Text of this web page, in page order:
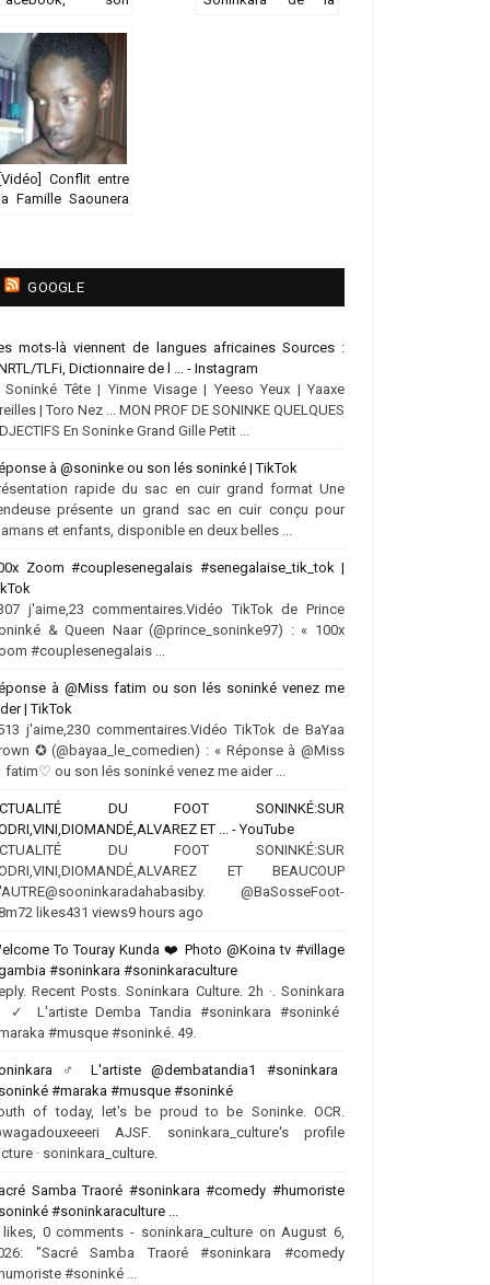
sur notre quotidien.
dans la
communauté
de France
[Vidéo] Conflit entre
la Famille Saounera
GOOGLE
mots-là viennent de langues africaines Sources :
TLFi, Dictionnaire de l ... - Instagram
Soninké Tête | Yinme Visage | Yeeso Yeux | Yaaxe
| Toro Nez ... MON PROF DE SONINKE QUELQUES
En Soninke Grand Gille Petit ...
à @soninke ou son lés soninké | TikTok
rapide du sac en cuir grand format Une
présente un grand sac en cuir conçu pour
et enfants, disponible en deux belles ...
Zoom #couplesenegalais #senegalaise_tik_tok |
j'aime,23 commentaires.Vidéo TikTok de Prince
& Queen Naar (@prince_soninke97) : « 100x
#couplesenegalais ...
à @Miss fatim ou son lés soninké venez me
| TikTok
j'aime,230 commentaires.Vidéo TikTok de BaYaa
✪ (@bayaa_le_comedien) : « Réponse à @Miss
ou son lés soninké venez me aider ...
DU FOOT SONINKÉ:SUR
ET ... - YouTube
DU FOOT SONINKÉ:SUR
ET BEAUCOUP
@BaSosseFoot-
likes431 views9 hours ago
To Touray Kunda ❤️ Photo @Koina tv #village
#soninkara #soninkaraculture
Recent Posts. Soninkara Culture. 2h ·. Soninkara
L'artiste Demba Tandia #soninkara #soninké
#musque #soninké. 49.
‍♂️ L'artiste @dembatandia1 #soninkara
#maraka #musque #soninké
of today, let's be proud to be Soninke. OCR.
AJSF. soninkara_culture's profile
· soninkara_culture.
Samba Traoré #soninkara #comedy #humoriste
#soninkaraculture ...
0 comments - soninkara_culture on August 6,
"Sacré Samba Traoré #soninkara #comedy
#soninké ...